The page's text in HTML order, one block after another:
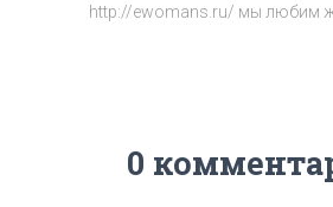
http://ewomans.ru/ мы любим
0